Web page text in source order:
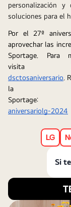
personalización
soluciones para el
Por el 27º
aprovechar las
Sportage. Para
visita
dsctosaniversario .
la
aniversariolg-2024
LG
Si